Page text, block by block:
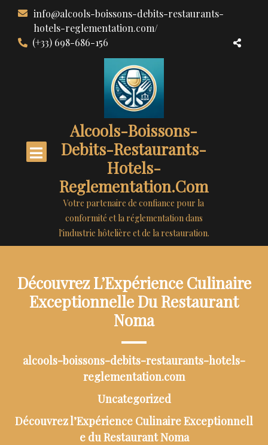
contenu
info@alcools-boissons-debits-restaurants-
hotels-reglementation.com/
(+33) 698-686-156
Alcools-Boissons-
Debits-Restaurants-
Hotels-
Reglementation.com
Votre partenaire de confiance pour la
conformité et la réglementation dans
l'industrie hôtelière et de la restauration.
Découvrez L’Expérience Culinaire
Exceptionnelle Du Restaurant
Noma
alcools-boissons-debits-restaurants-hotels-
reglementation.com
Uncategorized
Découvrez l’Expérience Culinaire Exceptionnell
e du Restaurant Noma